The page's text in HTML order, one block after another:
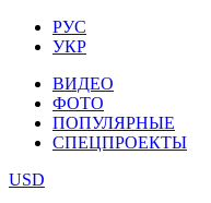
РУС
УКР
ВИДЕО
ФОТО
ПОПУЛЯРНЫЕ
СПЕЦПРОЕКТЫ
USD